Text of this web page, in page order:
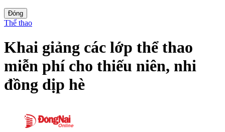
Đóng
Thể thao
Khai giảng các lớp thể thao
miễn phí cho thiếu niên, nhi
đồng dịp hè